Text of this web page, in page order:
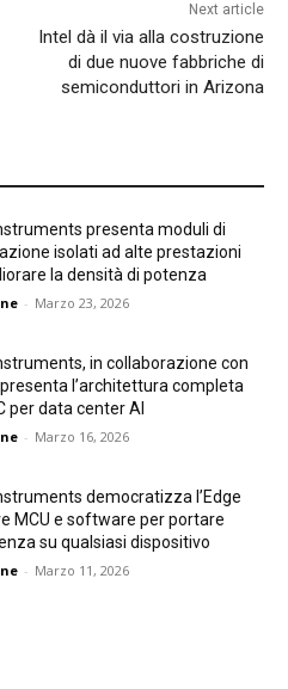
Next article
Intel dà il via alla costruzione
di due nuove fabbriche di
semiconduttori in Arizona
presenta moduli di
isolati ad alte prestazioni
la densità di potenza
- Marzo 23, 2026
in collaborazione con
presenta l’architettura completa
per data center AI
- Marzo 16, 2026
democratizza l’Edge
MCU e software per portare
su qualsiasi dispositivo
- Marzo 11, 2026